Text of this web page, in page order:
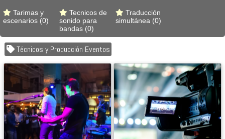
Tarimas y
escenarios (0)
Tecnicos de
sonido para
bandas (0)
Traducción
simultánea (0)
Técnicos y Producción Eventos